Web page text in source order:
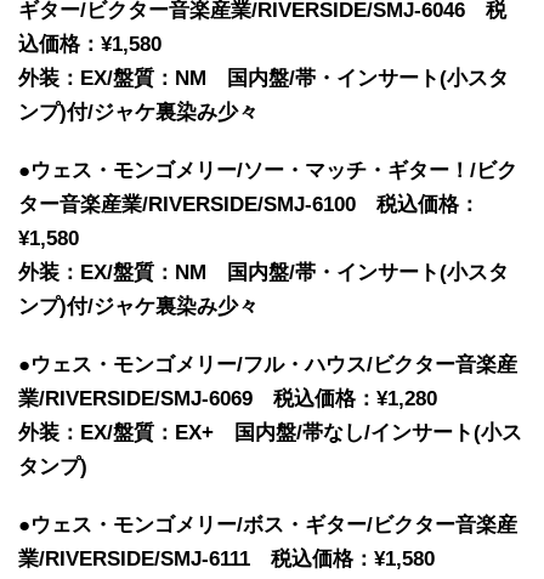
ギター/ビクター音楽産業/RIVERSIDE/SMJ-6046 税
込価格：¥1,580
外装：EX/盤質：NM 国内盤/帯・インサート(小スタ
ンプ)付/ジャケ裏染み少々
●ウェス・モンゴメリー/ソー・マッチ・ギター！/ビク
ター音楽産業/RIVERSIDE/SMJ-6100 税込価格：
¥1,580
外装：EX/盤質：NM 国内盤/帯・インサート(小スタ
ンプ)付/ジャケ裏染み少々
●ウェス・モンゴメリー/フル・ハウス/ビクター音楽産
業/RIVERSIDE/SMJ-6069 税込価格：¥1,280
外装：EX/盤質：EX+ 国内盤/帯なし/インサート(小ス
タンプ)
●ウェス・モンゴメリー/ボス・ギター/ビクター音楽産
業/RIVERSIDE/SMJ-6111 税込価格：¥1,580